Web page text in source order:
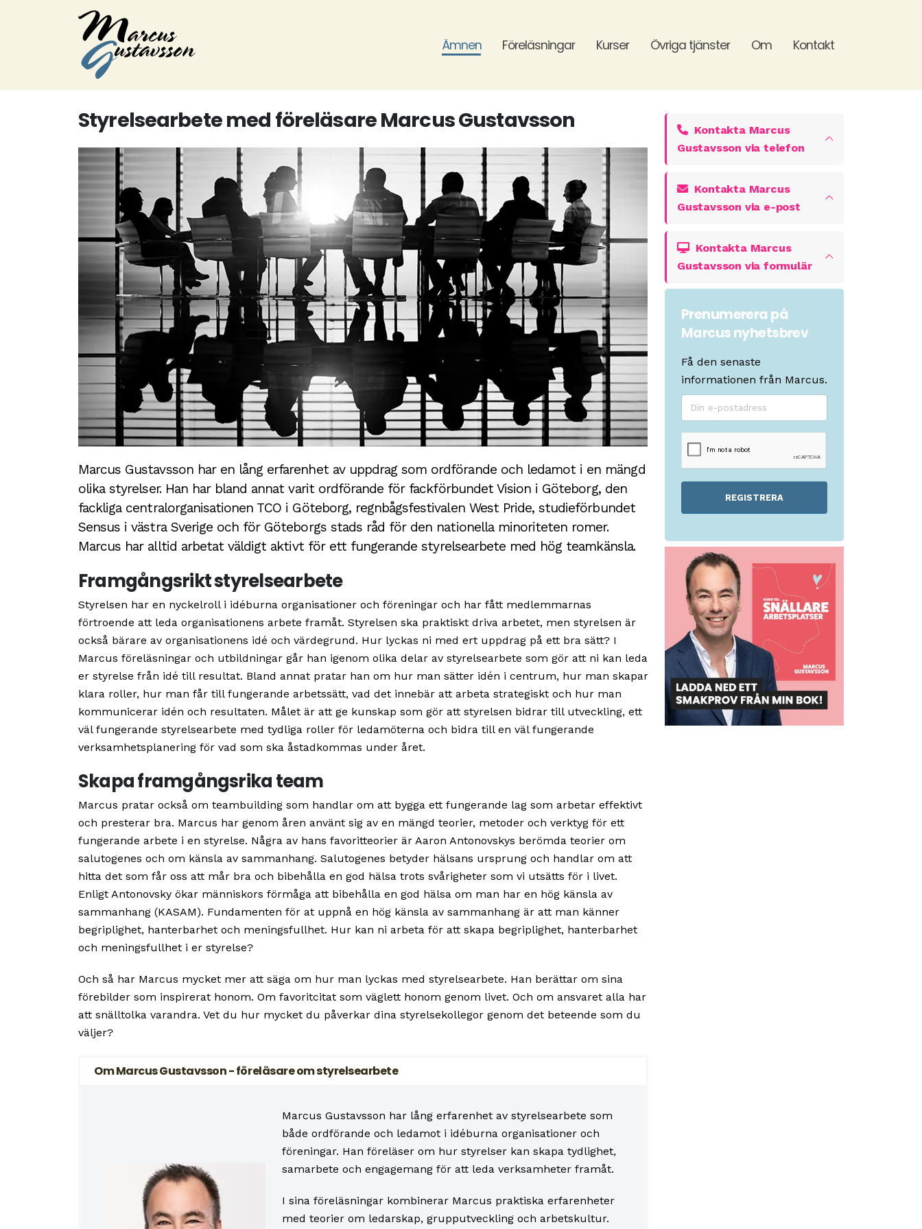
Ämnen Föreläsningar Kurser Övriga tjänster Om Kontakt
Styrelsearbete med föreläsare Marcus Gustavsson
Marcus Gustavsson har en lång erfarenhet av uppdrag som ordförande och ledamot i en mängd
olika styrelser. Han har bland annat varit ordförande för fackförbundet Vision i Göteborg, den
fackliga centralorganisationen TCO i Göteborg, regnbågsfestivalen West Pride, studieförbundet
Sensus i västra Sverige och för Göteborgs stads råd för den nationella minoriteten romer.
Marcus har alltid arbetat väldigt aktivt för ett fungerande styrelsearbete med hög teamkänsla.
Framgångsrikt styrelsearbete
Styrelsen har en nyckelroll i idéburna organisationer och föreningar och har fått medlemmarnas
förtroende att leda organisationens arbete framåt. Styrelsen ska praktiskt driva arbetet, men styrelsen är
också bärare av organisationens idé och värdegrund. Hur lyckas ni med ert uppdrag på ett bra sätt? I
Marcus föreläsningar och utbildningar går han igenom olika delar av styrelsearbete som gör att ni kan leda
er styrelse från idé till resultat. Bland annat pratar han om hur man sätter idén i centrum, hur man skapar
klara roller, hur man får till fungerande arbetssätt, vad det innebär att arbeta strategiskt och hur man
kommunicerar idén och resultaten. Målet är att ge kunskap som gör att styrelsen bidrar till utveckling, ett
väl fungerande styrelsearbete med tydliga roller för ledamöterna och bidra till en väl fungerande
verksamhetsplanering för vad som ska åstadkommas under året.
Skapa framgångsrika team
Marcus pratar också om teambuilding som handlar om att bygga ett fungerande lag som arbetar effektivt
och presterar bra. Marcus har genom åren använt sig av en mängd teorier, metoder och verktyg för ett
fungerande arbete i en styrelse. Några av hans favoritteorier är Aaron Antonovskys berömda teorier om
salutogenes och om känsla av sammanhang. Salutogenes betyder hälsans ursprung och handlar om att
hitta det som får oss att mår bra och bibehålla en god hälsa trots svårigheter som vi utsätts för i livet.
Enligt Antonovsky ökar människors förmåga att bibehålla en god hälsa om man har en hög känsla av
sammanhang (KASAM). Fundamenten för at uppnå en hög känsla av sammanhang är att man känner
begriplighet, hanterbarhet och meningsfullhet. Hur kan ni arbeta för att skapa begriplighet, hanterbarhet
och meningsfullhet i er styrelse?
Och så har Marcus mycket mer att säga om hur man lyckas med styrelsearbete. Han berättar om sina
förebilder som inspirerat honom. Om favoritcitat som väglett honom genom livet. Och om ansvaret alla har
att snälltolka varandra. Vet du hur mycket du påverkar dina styrelsekollegor genom det beteende som du
väljer?
Om Marcus Gustavsson - föreläsare om styrelsearbete
Marcus Gustavsson har lång erfarenhet av styrelsearbete som
både ordförande och ledamot i idéburna organisationer och
föreningar. Han föreläser om hur styrelser kan skapa tydlighet,
samarbete och engagemang för att leda verksamheter framåt.
I sina föreläsningar kombinerar Marcus praktiska erfarenheter
med teorier om ledarskap, grupputveckling och arbetskultur.
Kontakta Marcus
Gustavsson via telefon
Kontakta Marcus
Gustavsson via e-post
Kontakta Marcus
Gustavsson via formulär
Prenumerera på
Marcus nyhetsbrev
Få den senaste
informationen från Marcus.
REGISTRERA